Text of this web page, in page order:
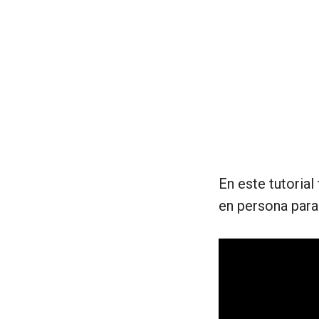
En este
en persona